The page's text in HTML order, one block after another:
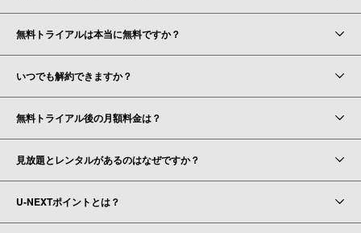
無料トライアルは本当に無料ですか？
いつでも解約できますか？
無料トライアル後の月額料金は？
見放題とレンタルがあるのはなぜですか？
U-NEXTポイントとは？